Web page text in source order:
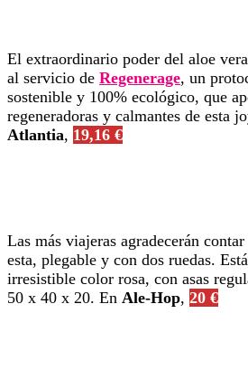
El extraordinario poder del aloe
al servicio de Regenerage, un
sostenible y 100% ecológico, que
regeneradoras y calmantes de esta
Atlantia, 19,16 €
Las más viajeras agradecerán
esta, plegable y con dos ruedas.
irresistible color rosa, con asas
50 x 40 x 20. En Ale-Hop, 20 €